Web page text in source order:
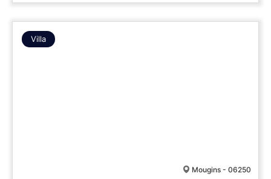
Villa
Mougins - 06250